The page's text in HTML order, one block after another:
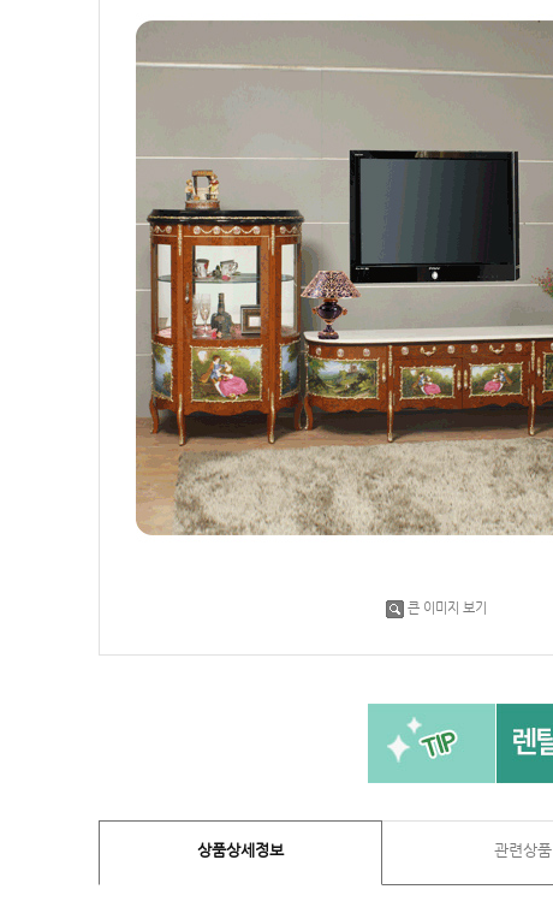
큰 이미지 보기
상품상세정보 관련상품